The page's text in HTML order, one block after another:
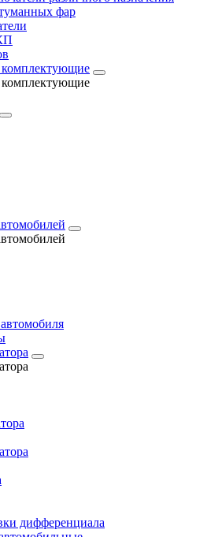
фар
комплектующие
комплектующие
дифференциала